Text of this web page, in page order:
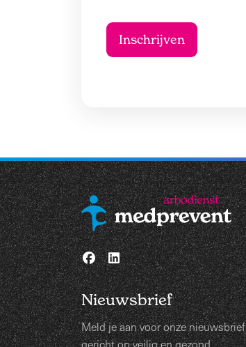
Nieuwsbrief
Meld je aan voor onze nieuwsbrief
gericht op veilig en gezond